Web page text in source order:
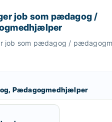
job som pædagog /
job som pædagog /
job som pædagog /
Pædagogmedhjælper